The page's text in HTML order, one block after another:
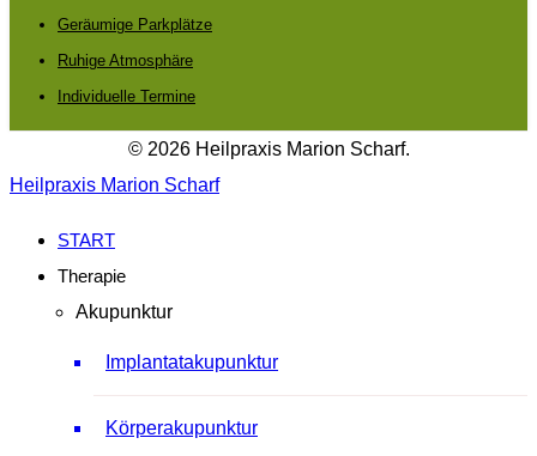
Geräumige Parkplätze
Ruhige Atmosphäre
Individuelle Termine
© 2026 Heilpraxis Marion Scharf.
Heilpraxis Marion Scharf
START
Therapie
Akupunktur
Implantatakupunktur
Körperakupunktur